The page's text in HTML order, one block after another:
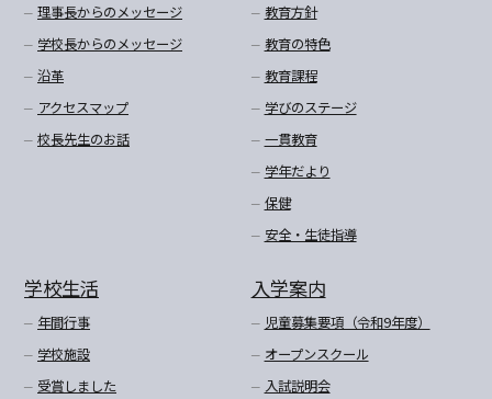
理事長からのメッセージ
学校長からのメッセージ
沿革
アクセスマップ
校長先生のお話
教育方針
教育の特色
教育課程
学びのステージ
一貫教育
学年だより
保健
安全・生徒指導
学校生活
年間行事
学校施設
受賞しました
入学案内
児童募集要項（令和9年度）
オープンスクール
入試説明会